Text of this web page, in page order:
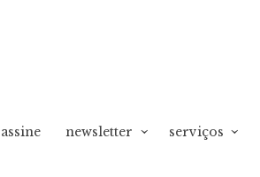
assine newsletter serviços